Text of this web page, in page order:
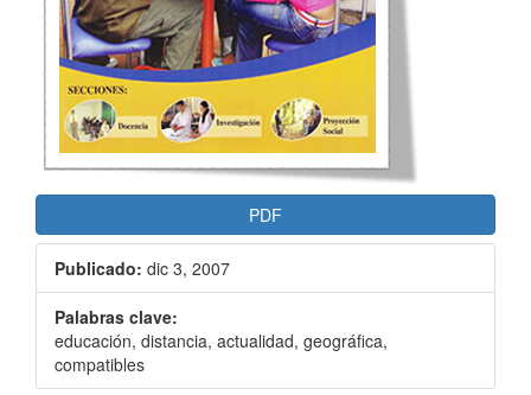
PDF
Publicado: dic 3, 2007
Palabras clave:
educación, distancia, actualidad, geográfica,
compatibles